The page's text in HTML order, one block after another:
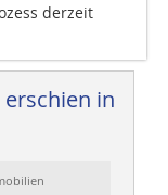
derzeit
in